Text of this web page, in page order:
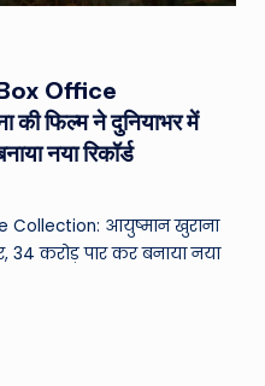
Office
फिल्म ने दुनियाभर में
नया रिकॉर्ड
Collection: आयुष्मान खुराना
34 करोड़ पार कर बनाया नया